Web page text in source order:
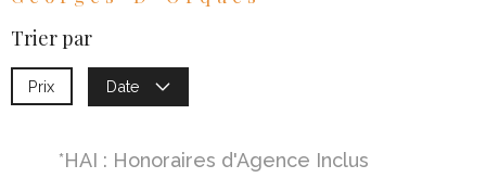
Trier par
Prix Date
*HAI : Honoraires d'Agence Inclus